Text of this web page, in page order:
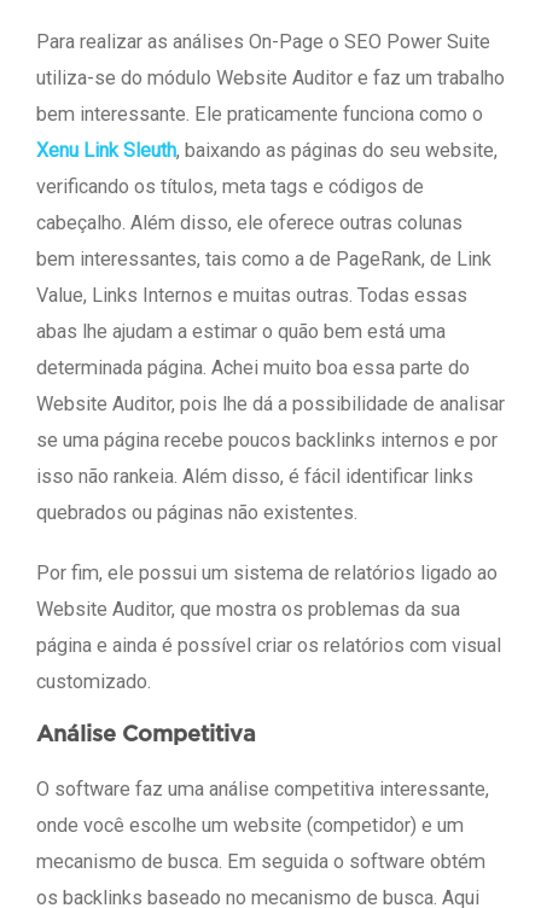
Para realizar as análises On-Page o SEO Power Suite
utiliza-se do módulo Website Auditor e faz um trabalho
bem interessante. Ele praticamente funciona como o
Xenu Link Sleuth, baixando as páginas do seu website,
verificando os títulos, meta tags e códigos de
cabeçalho. Além disso, ele oferece outras colunas
bem interessantes, tais como a de PageRank, de Link
Value, Links Internos e muitas outras. Todas essas
abas lhe ajudam a estimar o quão bem está uma
determinada página. Achei muito boa essa parte do
Website Auditor, pois lhe dá a possibilidade de analisar
se uma página recebe poucos backlinks internos e por
isso não rankeia. Além disso, é fácil identificar links
quebrados ou páginas não existentes.
Por fim, ele possui um sistema de relatórios ligado ao
Website Auditor, que mostra os problemas da sua
página e ainda é possível criar os relatórios com visual
customizado.
Análise Competitiva
O software faz uma análise competitiva interessante,
onde você escolhe um website (competidor) e um
mecanismo de busca. Em seguida o software obtém
os backlinks baseado no mecanismo de busca. Aqui